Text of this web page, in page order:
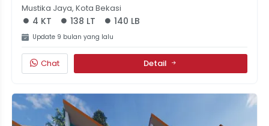
Mustika Jaya, Kota Bekasi
4 KT 138 LT 140 LB
Update 9 bulan yang lalu
Chat Detail